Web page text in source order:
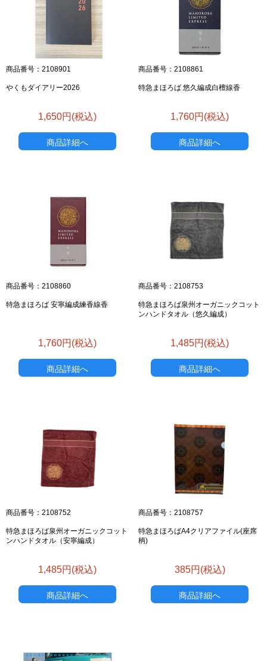
商品番号：2108901
やくもダイアリー2026
1,650円(税込)
商品詳細へ
商品番号：2108861
特急まほろば 悠久編成白檀線香
1,760円(税込)
商品詳細へ
商品番号：2108860
特急まほろば 安寧編成練香線香
1,760円(税込)
商品詳細へ
商品番号：2108753
特急まほろば泉州オーガニックコット
ンハンドタオル（悠久編成）
1,485円(税込)
商品詳細へ
商品番号：2108752
特急まほろば泉州オーガニックコット
ンハンドタオル（安寧編成）
1,485円(税込)
商品詳細へ
商品番号：2108757
特急まほろばA4クリアファイル(座席
柄)
385円(税込)
商品詳細へ